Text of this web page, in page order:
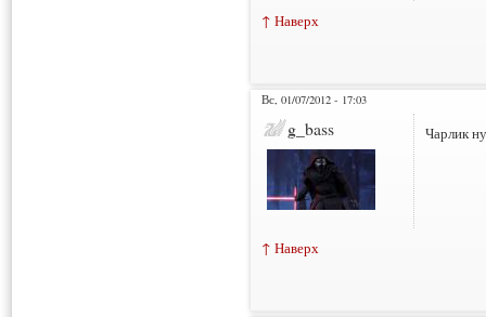
↑ Наверх
Вс, 01/07/2012 - 17:03
g_bass Чарлик
↑ Наверх